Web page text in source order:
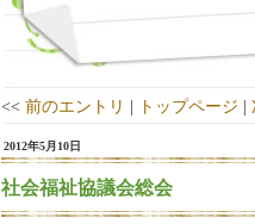
<<前のエントリ | トップページ |
2012年5月10日
社会福祉協議会総会